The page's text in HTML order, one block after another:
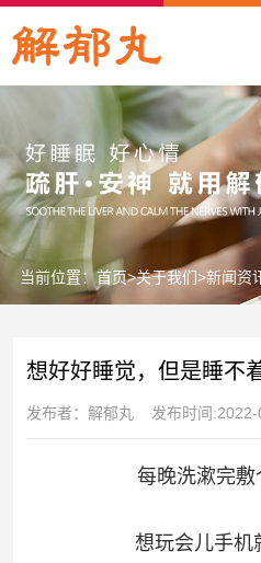
当前位置：首页>关于我们>新闻资
想好好睡觉，但是睡不
发布者：解郁丸 发布时间:2022-
每晚洗漱完敷
想玩会儿手机